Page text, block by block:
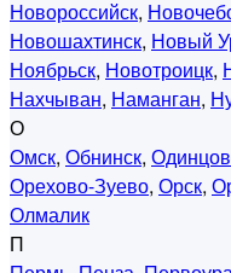
Новороссийск,
Новошахтинск, Новый
Ноябрьск, Новотроицк,
Нахчыван, Наманган,
О
Омск, Обнинск,
Орехово-Зуево, Орск,
Олмалик
П